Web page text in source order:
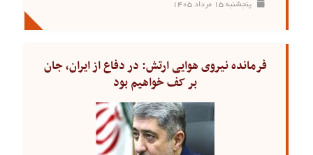
پنجشنبه ۱۵ مرداد ۱۴۰۵
فرمانده نیروی هوایی ارتش: در دفاع از ایران، جان
بر کف خواهیم بود